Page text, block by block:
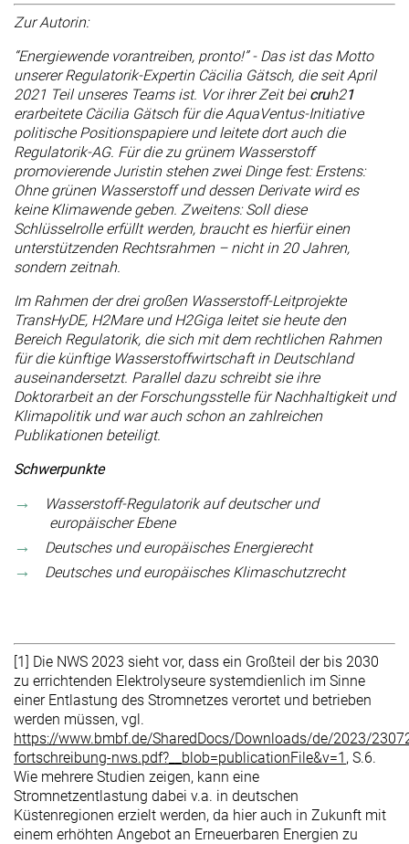
Zur Autorin:
“Energiewende vorantreiben, pronto!” - Das ist das Motto
unserer Regulatorik-Expertin Cäcilia Gätsch, die seit April
2021 Teil unseres Teams ist. Vor ihrer Zeit bei cruh21
erarbeitete Cäcilia Gätsch für die AquaVentus-Initiative
politische Positionspapiere und leitete dort auch die
Regulatorik-AG. Für die zu grünem Wasserstoff
promovierende Juristin stehen zwei Dinge fest: Erstens:
Ohne grünen Wasserstoff und dessen Derivate wird es
keine Klimawende geben. Zweitens: Soll diese
Schlüsselrolle erfüllt werden, braucht es hierfür einen
unterstützenden Rechtsrahmen – nicht in 20 Jahren,
sondern zeitnah.
Im Rahmen der drei großen Wasserstoff-Leitprojekte
TransHyDE, H2Mare und H2Giga leitet sie heute den
Bereich Regulatorik, die sich mit dem rechtlichen Rahmen
für die künftige Wasserstoffwirtschaft in Deutschland
auseinandersetzt. Parallel dazu schreibt sie ihre
Doktorarbeit an der Forschungsstelle für Nachhaltigkeit und
Klimapolitik und war auch schon an zahlreichen
Publikationen beteiligt.
Schwerpunkte
Wasserstoff-Regulatorik auf deutscher und
europäischer Ebene
Deutsches und europäisches Energierecht
Deutsches und europäisches Klimaschutzrecht
[1] Die NWS 2023 sieht vor, dass ein Großteil der bis 2030
zu errichtenden Elektrolyseure systemdienlich im Sinne
einer Entlastung des Stromnetzes verortet und betrieben
werden müssen, vgl.
https://www.bmbf.de/SharedDocs/Downloads/de/2023/
fortschreibung-nws.pdf?__blob=publicationFile&v=1 , S.6.
Wie mehrere Studien zeigen, kann eine
Stromnetzentlastung dabei v.a. in deutschen
Küstenregionen erzielt werden, da hier auch in Zukunft mit
einem erhöhten Angebot an Erneuerbaren Energien zu